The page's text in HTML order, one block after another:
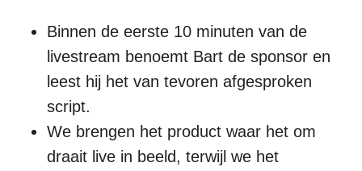
Binnen de eerste 10 minuten van de
livestream benoemt Bart de sponsor en
leest hij het van tevoren afgesproken
script.
We brengen het product waar het om
draait live in beeld, terwijl we het